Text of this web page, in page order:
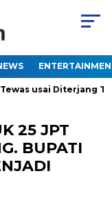
usai Diterjang
25 JPT
BUPATI